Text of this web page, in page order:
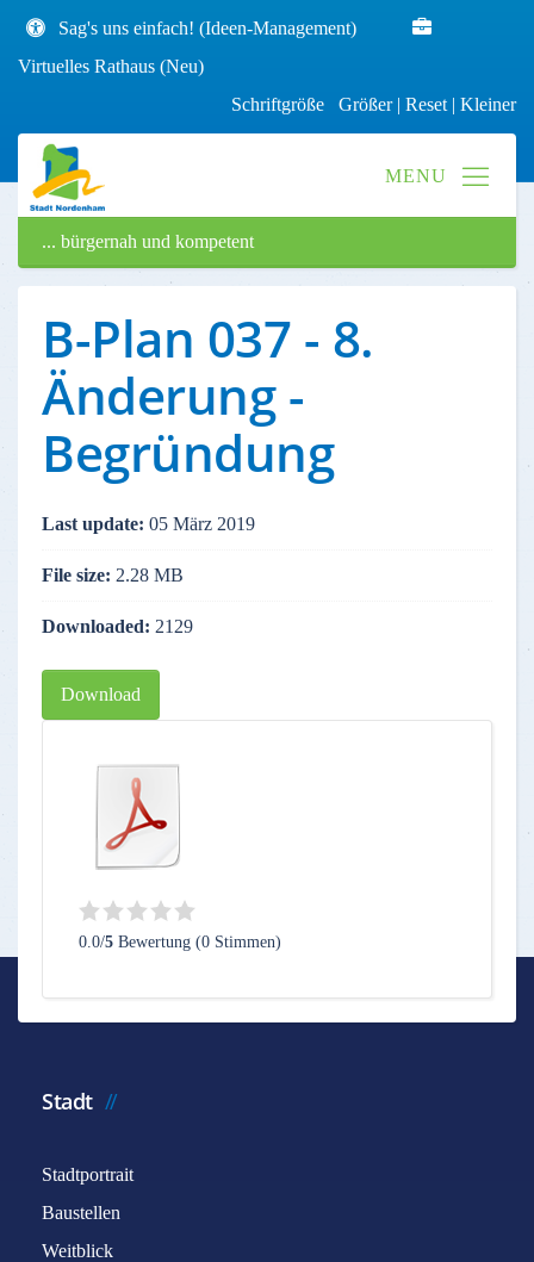
Sag's uns einfach! (Ideen-Management)
Virtuelles Rathaus (Neu)
Schriftgröße Größer| Reset | Kleiner
... bürgernah und kompetent
B-Plan 037 - 8.
Änderung -
Begründung
Last update: 05 März 2019
File size: 2.28 MB
Downloaded: 2129
Download
0.0/5 Bewertung (0 Stimmen)
Stadt
Stadtportrait
Baustellen
Weitblick